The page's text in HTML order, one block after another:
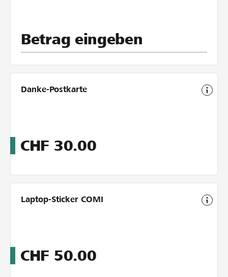
Betrag eingeben
Danke-Postkarte
CHF 30.00
Laptop-Sticker COMI
CHF 50.00